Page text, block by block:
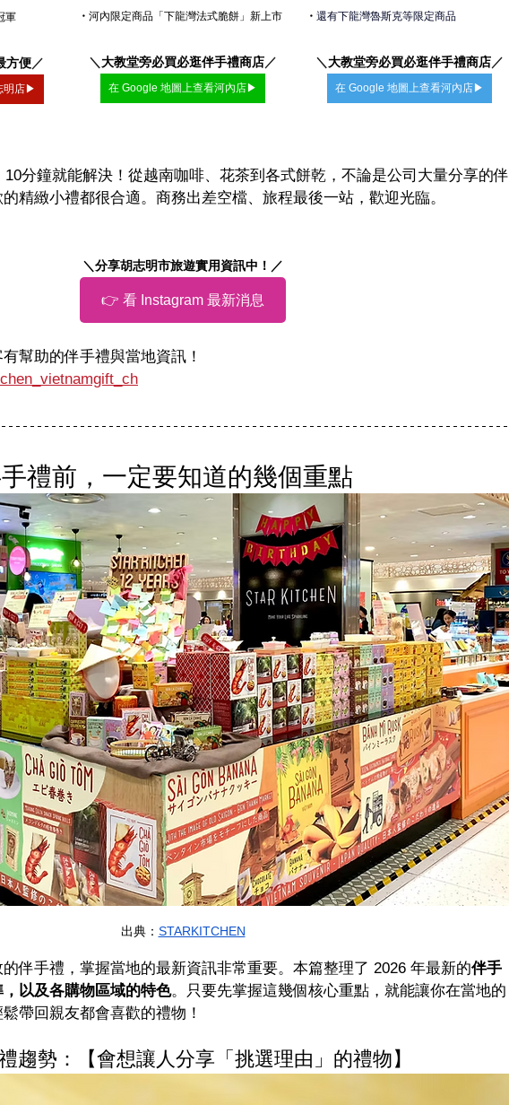
軍
方便／
明店▶
・河內限定商品「下龍灣法式脆餅」新上市
＼大教堂旁必買必逛伴手禮商店／
在 Google 地圖上查看河內店▶
・ 還有下龍灣魯斯克等限定商品
＼大教堂旁必買必逛伴手禮商店／
在 Google 地圖上查看河內店▶
10分鐘就能解決！從越南咖啡、花茶到各式餅乾，不論是公司大量分享的伴
精緻小禮都很合適。商務出差空檔、旅程最後一站，歡迎光臨。
＼分享胡志明市旅遊實用資訊中！／
👉 看 Instagram 最新消息
幫助的伴手禮與當地資訊！
禮前，一定要知道的幾個重點
出典： STARKITCHEN
伴手禮，掌握當地的最新資訊非常重要。本篇整理了 2026 年最新的伴手
以及各購物區域的特色。只要先掌握這幾個核心重點，就能讓你在當地的
帶回親友都會喜歡的禮物！
趨勢：【會想讓人分享「挑選理由」的禮物】